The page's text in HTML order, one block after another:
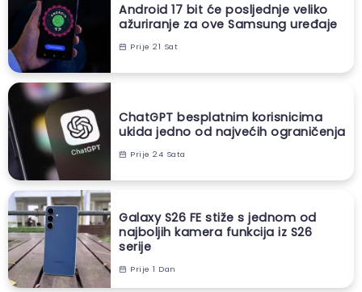
Android 17 bit će posljednje veliko
ažuriranje za ove Samsung uređaje
Prije 21 Sat
ChatGPT besplatnim korisnicima
ukida jedno od najvećih ograničenja
Prije 24 Sata
Galaxy S26 FE stiže s jednom od
najboljih kamera funkcija iz S26
serije
Prije 1 Dan